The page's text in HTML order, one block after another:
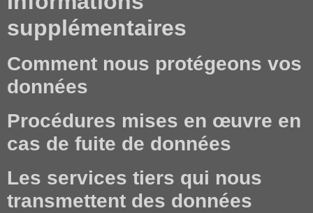
supplémentaires
Comment nous protégeons vos
données
Procédures mises en œuvre en
cas de fuite de données
Les services tiers qui nous
transmettent des données